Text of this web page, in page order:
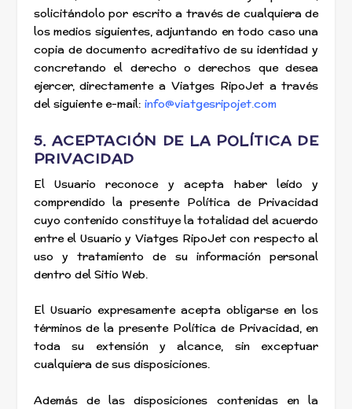
solicitándolo por escrito a través de cualquiera de
los medios siguientes, adjuntando en todo caso una
copia de documento acreditativo de su identidad y
concretando el derecho o derechos que desea
ejercer, directamente a Viatges RipoJet a través
del siguiente e-mail: info@viatgesripojet.com
5. ACEPTACIÓN DE LA POLÍTICA DE
PRIVACIDAD
El Usuario reconoce y acepta haber leído y
comprendido la presente Política de Privacidad
cuyo contenido constituye la totalidad del acuerdo
entre el Usuario y Viatges RipoJet con respecto al
uso y tratamiento de su información personal
dentro del Sitio Web.
El Usuario expresamente acepta obligarse en los
términos de la presente Política de Privacidad, en
toda su extensión y alcance, sin exceptuar
cualquiera de sus disposiciones.
Además de las disposiciones contenidas en la